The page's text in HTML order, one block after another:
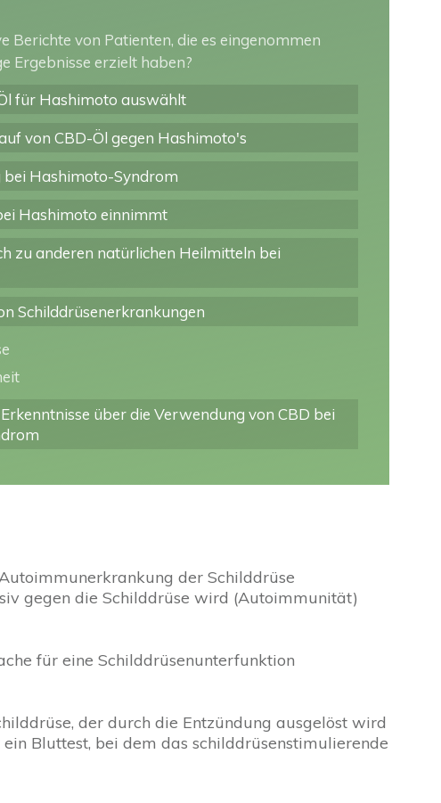
Berichte von Patienten, die es eingenommen
Ergebnisse erzielt haben?
für Hashimoto auswählt
von CBD-Öl gegen Hashimoto's
bei Hashimoto-Syndrom
Hashimoto einnimmt
zu anderen natürlichen Heilmitteln bei
Schilddrüsenerkrankungen
über die Verwendung von CBD bei
der Schilddrüse
gegen die Schilddrüse wird (Autoimmunität)
für eine Schilddrüsenunterfunktion
der durch die Entzündung ausgelöst wird
Bluttest, bei dem das schilddrüsenstimulierende